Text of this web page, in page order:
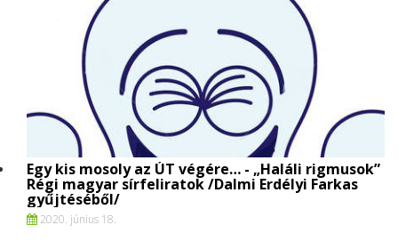
Egy kis mosoly az ÚT végére… - „Haláli rigmusok”
Régi magyar sírfeliratok /Dalmi Erdélyi Farkas
gyűjtéséből/
2020. június 18.